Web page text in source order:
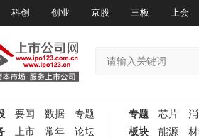
科创 创业 京股 三板 上会
要闻 数据
专题
上市 常年 论坛
专题 芯片
板块
能源